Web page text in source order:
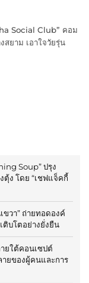
Social Club” คอม
สยาม เอาใจวัยรุ่น
Soup” ปรุง
ง โดย “เชฟแจ็คกี้
ขวา” ถ่ายทอดองค์
ติบโตอย่างยั่งยืน
ยใต้คอนเซปต์
ยของผู้คนและการ